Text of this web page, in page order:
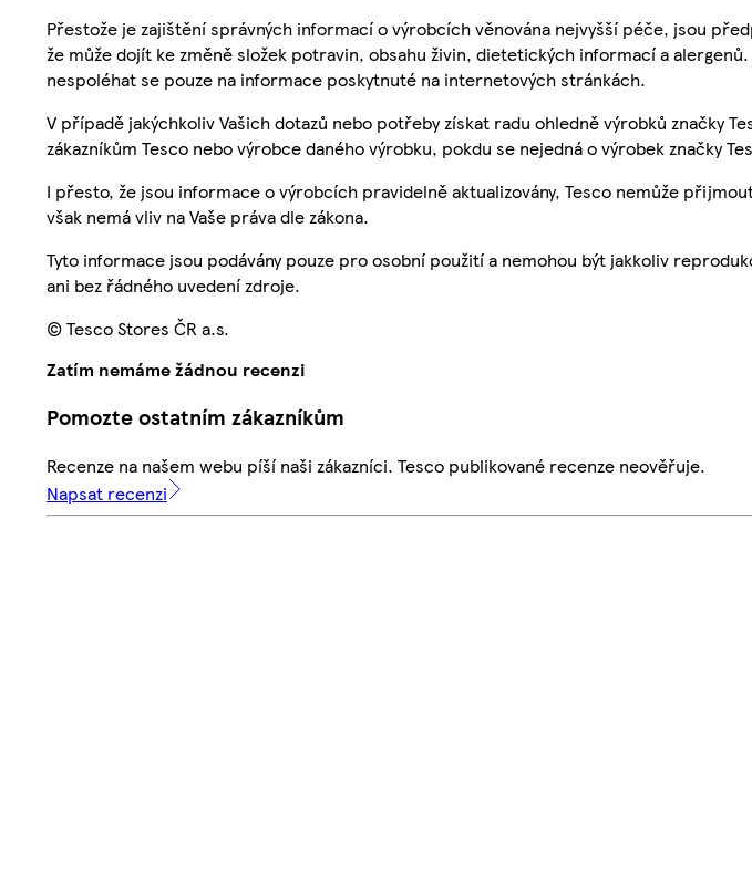
Přestože je zajištění správných informací o výrobcích věnována nejvyšší péče, jsou
že může dojít ke změně složek potravin, obsahu živin, dietetických informací a
nespoléhat se pouze na informace poskytnuté na internetových stránkách.
V případě jakýchkoliv Vašich dotazů nebo potřeby získat radu ohledně výrobků značky
zákazníkům Tesco nebo výrobce daného výrobku, pokdu se nejedná o výrobek značky
I přesto, že jsou informace o výrobcích pravidelně aktualizovány, Tesco nemůže
však nemá vliv na Vaše práva dle zákona.
Tyto informace jsou podávány pouze pro osobní použití a nemohou být jakkoliv
ani bez řádného uvedení zdroje.
© Tesco Stores ČR a.s.
Zatím nemáme žádnou recenzi
Pomozte ostatním zákazníkům
Recenze na našem webu píší naši zákazníci. Tesco publikované recenze neověřuje.
Napsat recenzi